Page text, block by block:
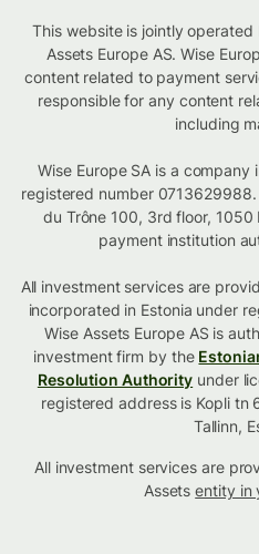
This website is jointly operated
Assets Europe AS. Wise
content related to payment
responsible for any content
including
Wise Europe SA is a
registered number
du Trône 100, 3rd floor, 1050
payment institution
All investment services are
incorporated in Estonia under
Wise Assets Europe AS is
investment firm by the
Resolution Authority under
registered address is Kopli tn
Tallinn,
All investment services are
Assetsentity in